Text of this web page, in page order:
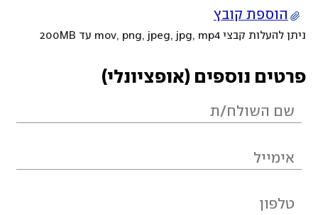
הוספת קובץ
ניתן להעלות קבצי mov, png, jpeg, jpg, mp4 עד 200MB
פרטים נוספים (אופציונלי)